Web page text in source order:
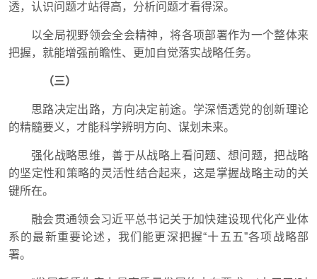
透，认识问题才站得高，分析问题才看得深。
以全局视野领会全会精神，将各项部署作为一个整体来
把握，就能增强前瞻性、更加自觉落实战略任务。
（三）
思路决定出路，方向决定前途。学深悟透党的创新理论
的精髓要义，才能科学辨明方向、谋划未来。
强化战略思维，善于从战略上看问题、想问题，把战略
的坚定性和策略的灵活性结合起来，这是掌握战略主动的关
键所在。
融会贯通领会习近平总书记关于加快建设现代化产业体
系的最新重要论述，我们能更深把握“十五五”各项战略部
署。